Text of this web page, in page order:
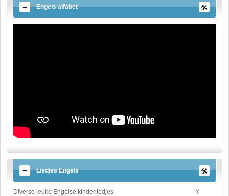
Engels alfabet
Liedjes Engels
Diverse leuke Engelse kinderliedjes.
Y